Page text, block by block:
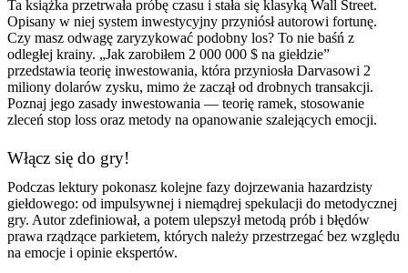
Ta książka przetrwała próbę czasu i stała się klasyką Wall Street.
Opisany w niej system inwestycyjny przyniósł autorowi fortunę.
Czy masz odwagę zaryzykować podobny los? To nie baśń z
odległej krainy. „Jak zarobiłem 2 000 000 $ na giełdzie”
przedstawia teorię inwestowania, która przyniosła Darvasowi 2
miliony dolarów zysku, mimo że zaczął od drobnych transakcji.
Poznaj jego zasady inwestowania — teorię ramek, stosowanie
zleceń stop loss oraz metody na opanowanie szalejących emocji.
Włącz się do gry!
Podczas lektury pokonasz kolejne fazy dojrzewania hazardzisty
giełdowego: od impulsywnej i niemądrej spekulacji do metodycznej
gry. Autor zdefiniował, a potem ulepszył metodą prób i błędów
prawa rządzące parkietem, których należy przestrzegać bez względu
na emocje i opinie ekspertów.